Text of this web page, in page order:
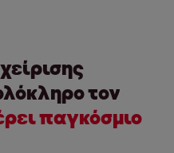
τον
παγκόσμιο